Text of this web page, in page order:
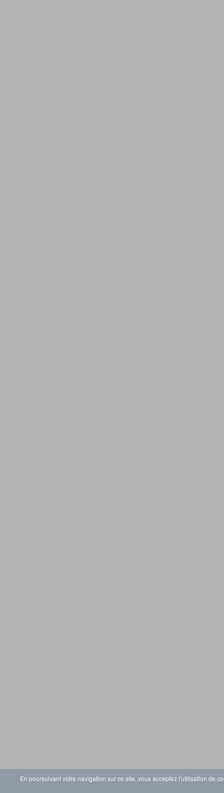
En poursuivant votre navigation sur ce site, vous acceptez l'utilisation de